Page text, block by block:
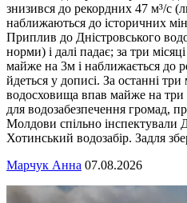
знизився до рекордних 47 м³/с
наближаються до історичних
Приплив до Дністровського
норми) і далі падає; за три
майже на 3м і наближається до
йдеться у дописі. За останні три
водосховища впав майже на три
для водозабезпечення громад,
Молдови спільно інспектували
Хотинський водозабір. Задля
Марчук Анна 07.08.2026